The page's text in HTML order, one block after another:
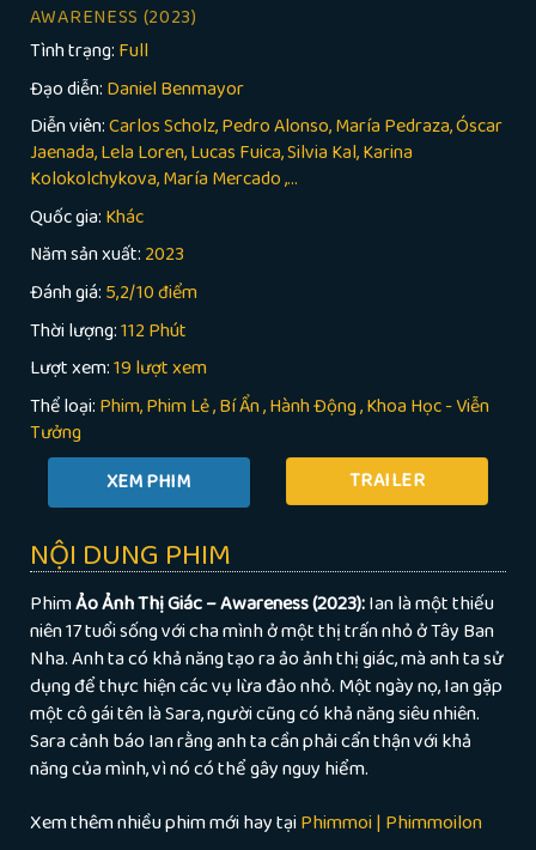
AWARENESS (2023)
Tình trạng: Full
Đạo diễn: Daniel Benmayor
Diễn viên:Carlos Scholz, Pedro Alonso, María Pedraza, Óscar
Jaenada, Lela Loren, Lucas Fuica, Silvia Kal, Karina
Kolokolchykova, María Mercado ,...
Quốc gia: Khác
Năm sản xuất: 2023
Đánh giá: 5,2/10 điểm
Thời lượng:112 Phút
Lượt xem:19 lượt xem
Thể loại: Phim Phim Lẻ,Bí Ẩn,Hành Động,Khoa Học - Viễn
Tưởng
TRAILER
NỘI DUNG PHIM
PhimẢo Ảnh Thị Giác – Awareness (2023):Ian là một thiếu
niên 17 tuổi sống với cha mình ở một thị trấn nhỏ ở Tây Ban
Nha. Anh ta có khả năng tạo ra ảo ảnh thị giác, mà anh ta sử
dụng để thực hiện các vụ lừa đảo nhỏ. Một ngày nọ, Ian gặp
một cô gái tên là Sara, người cũng có khả năng siêu nhiên.
Sara cảnh báo Ian rằng anh ta cần phải cẩn thận với khả
năng của mình, vì nó có thể gây nguy hiểm.
Xem thêm nhiều phim mới hay tạiPhimmoi | Phimmoilon